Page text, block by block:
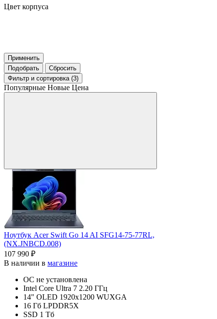
Цвет корпуса
Применить
Подобрать
Сбросить
Фильтр и сортировка (3)
Популярные Новые Цена
Ноутбук Acer Swift Go 14 AI SFG14-75-77RL,
(NX.JNBCD.008)
107 990 ₽
В наличии в магазине
ОС не установлена
Intel Core Ultra 7 2.20 ГГц
14" OLED 1920x1200 WUXGA
16 Гб LPDDR5X
SSD 1 Тб